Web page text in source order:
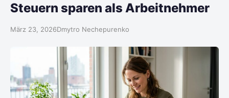
Steuern sparen als Arbeitnehmer
März 23, 2026Dmytro Nechepurenko